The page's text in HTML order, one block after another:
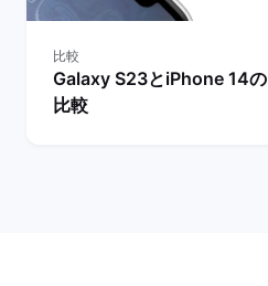
比較
Galaxy S23とiPhone 14の
比較